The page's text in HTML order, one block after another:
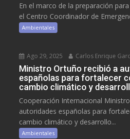
En el marco de la preparación
el Centro Coordinador de
Ambientales
Ago 29, 2025 Carlos Enrique
Ministro Ortuño recibió a
españolas para fortalecer
cambio climático y
Cooperación Internacional
autoridades españolas para
cambio climático y desarrollo...
Ambientales